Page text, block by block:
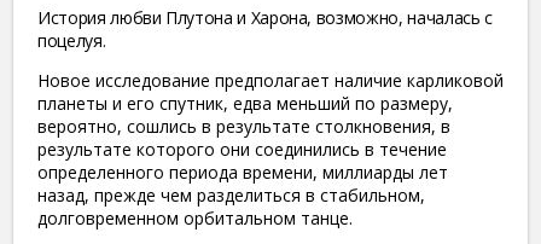
История любви Плутона и Харона, возможно, началась с
поцелуя.
Новое исследование предполагает наличие карликовой
планеты и его спутник, едва меньший по размеру,
вероятно, сошлись в результате столкновения, в
результате которого они соединились в течение
определенного периода времени, миллиарды лет
назад, прежде чем разделиться в стабильном,
долговременном орбитальном танце.